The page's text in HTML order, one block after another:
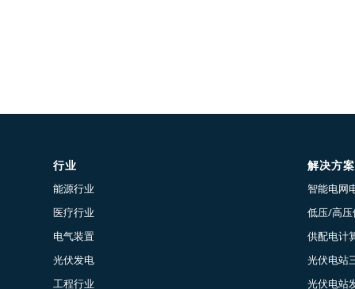
行业
能源行业
医疗行业
电气装置
光伏发电
工程行业
解决方案
智能电网
低压/高
供配电计
光伏电站
光伏电站